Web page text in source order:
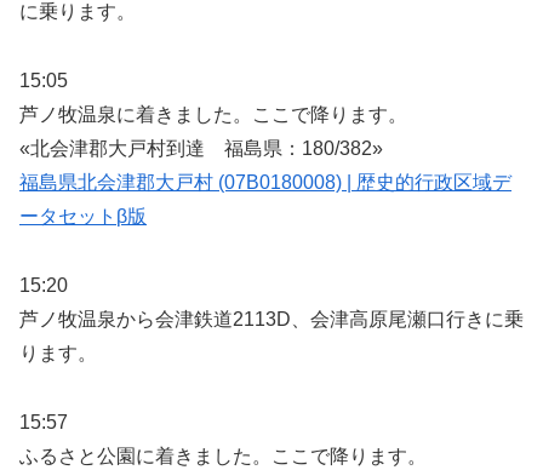
に乗ります。
15:05
芦ノ牧温泉に着きました。ここで降ります。
«北会津郡大戸村到達 福島県：180/382»
福島県北会津郡大戸村 (07B0180008) | 歴史的行政区域デ
ータセットβ版
15:20
芦ノ牧温泉から会津鉄道2113D、会津高原尾瀬口行きに乗
ります。
15:57
ふるさと公園に着きました。ここで降ります。